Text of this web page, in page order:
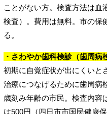
ことがない方。検査方法は血
検査）。費用は無料。市の保
る。
・さわやか歯科検診（歯周病
初期に自覚症状が出にくいと
治療につなげるために歯周病
歳刻み年齢の市民。検査内容
は500円（四日市市国民健康